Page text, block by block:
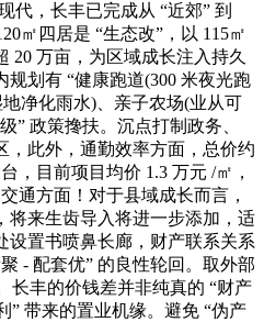
代，长丰已完成从 “近郊” 到
㎡四居是 “生态改”，以 115㎡
20 万亩，为区域成长注入持久
划有 “健康跑道(300 米夜光跑
净化雨水)、亲子农场(业从可
” 政策搀扶。沉点打制政务、
，此外，通勤效率方面，总价约
，目前项目均价 1.3 万元 /㎡，
通方面！对于县域成长而言，
将来生齿导入将进一步添加，适
设置书喷鼻长廊，财产联系关系
- 配套优” 的良性轮回。取外部
长丰的价钱差并非纯真的 “财产
” 带来的置业机缘。避免 “伪产